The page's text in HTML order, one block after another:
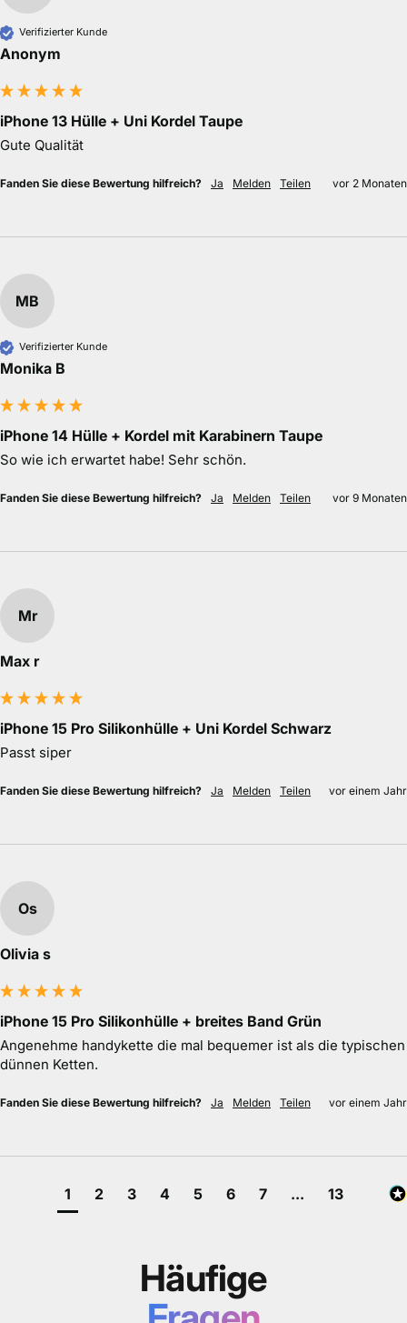
Verifizierter Kunde
Anonym
iPhone 13 Hülle + Uni Kordel Taupe
Gute Qualität
Fanden Sie diese Bewertung hilfreich? Ja Melden Teilen vor 2 Monaten
MB
Verifizierter Kunde
Monika B
iPhone 14 Hülle + Kordel mit Karabinern Taupe
So wie ich erwartet habe! Sehr schön.
Fanden Sie diese Bewertung hilfreich? Ja Melden Teilen vor 9 Monaten
Mr
Max r
iPhone 15 Pro Silikonhülle + Uni Kordel Schwarz
Passt siper
Fanden Sie diese Bewertung hilfreich? Ja Melden Teilen vor einem Jahr
Os
Olivia s
iPhone 15 Pro Silikonhülle + breites Band Grün
Angenehme handykette die mal bequemer ist als die typischen
dünnen Ketten.
Fanden Sie diese Bewertung hilfreich? Ja Melden Teilen vor einem Jahr
1 2 3 4 5 6 7 ... 13
Häufige